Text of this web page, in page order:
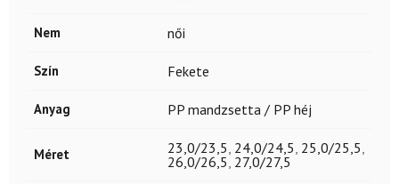
Nem női
Szín Fekete
Anyag PP mandzsetta / PP héj
Méret 23,0/23,5, 24,0/24,5, 25,0/25,5,
26,0/26,5, 27,0/27,5